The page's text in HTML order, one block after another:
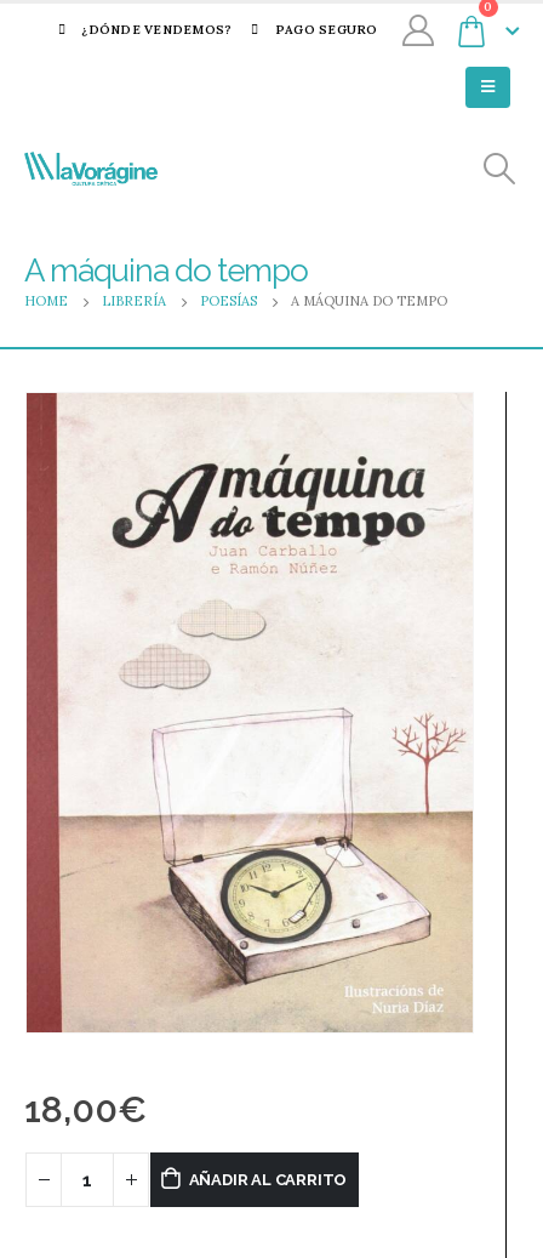
¿DÓNDE VENDEMOS? PAGO SEGURO
0
A máquina do tempo
HOME LIBRERÍA POESÍAS A MÁQUINA DO TEMPO
18,00€
AÑADIR AL CARRITO